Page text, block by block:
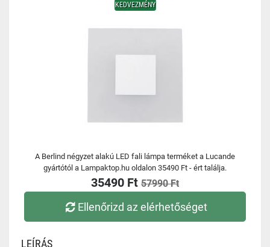
KEDVEZMÉNY
A Berlind négyzet alakú LED fali lámpa terméket a Lucande
gyártótól a Lampaktop.hu oldalon 35490 Ft - ért találja.
35490 Ft 57990 Ft
Ellenőrizd az elérhetőséget
LEÍRÁS